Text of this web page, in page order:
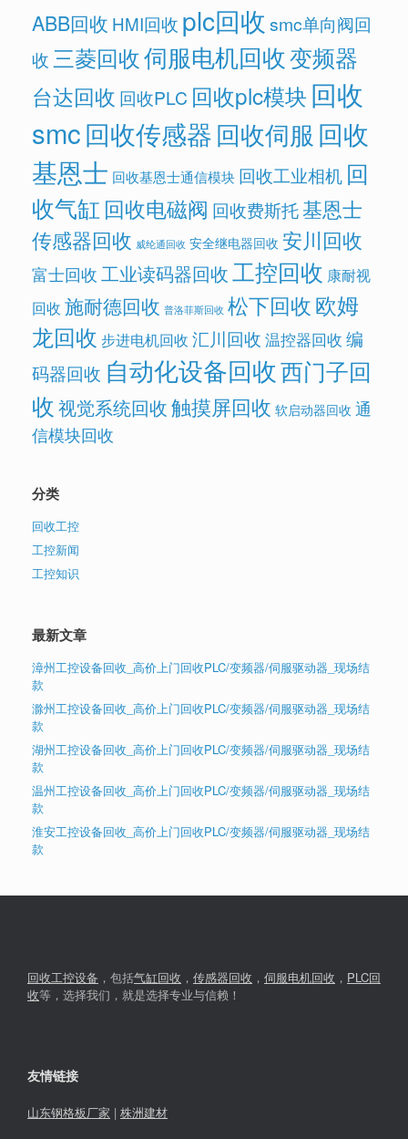
ABB回收 HMI回收 plc回收 smc单向阀回
收 三菱回收伺服电机回收变频器
台达回收 回收PLC 回收plc模块 回收
smc回收传感器回收伺服 回收
基恩士 回收基恩士通信模块 回收工业相机 回
收气缸 回收电磁阀 回收费斯托基恩士
传感器回收 威纶通回收 安全继电器回收 安川回收
富士回收 工业读码器回收工控回收 康耐视
回收 施耐德回收 普洛菲斯回收 松下回收欧姆
龙回收 步进电机回收 汇川回收 温控器回收 编
码器回收 自动化设备回收西门子回
收视觉系统回收触摸屏回收 软启动器回收 通
信模块回收
分类
回收工控
工控新闻
工控知识
最新文章
漳州工控设备回收_高价上门回收PLC/变频器/伺服驱动器_现场结
款
滁州工控设备回收_高价上门回收PLC/变频器/伺服驱动器_现场结
款
湖州工控设备回收_高价上门回收PLC/变频器/伺服驱动器_现场结
款
温州工控设备回收_高价上门回收PLC/变频器/伺服驱动器_现场结
款
淮安工控设备回收_高价上门回收PLC/变频器/伺服驱动器_现场结
款
回收工控设备 ，包括气缸回收 ， 传感器回收 ， 伺服电机回收 ， PLC回
收等，选择我们，就是选择专业与信赖！
友情链接
山东钢格板厂家 | 株洲建材